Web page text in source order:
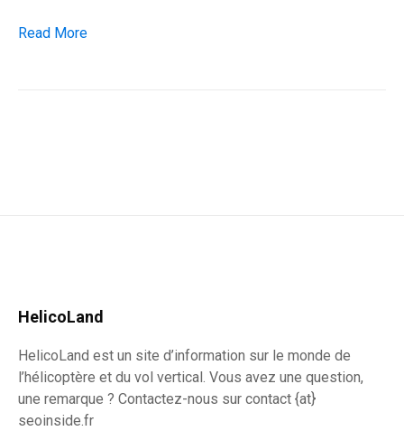
Aerofugia lève 130 M€ pour certifier son eVTOL AE200
Read More
HelicoLand
HelicoLand est un site d’information sur le monde de
l’hélicoptère et du vol vertical. Vous avez une question,
une remarque ? Contactez-nous sur contact {at}
seoinside.fr